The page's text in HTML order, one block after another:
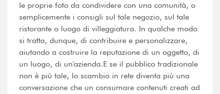
le proprie foto da condividere con una comunità, o
semplicemente i consigli sul tale negozio, sul tale
ristorante o luogo di villeggiatura. In qualche modo
si tratta, dunque, di contribuire e personalizzare,
aiutando a costruire la reputazione di un oggetto, di
un luogo, di un'azienda.E se il pubblico tradizionale
non è più tale, lo scambio in rete diventa più una
conversazione che un consumare contenuti creati ad